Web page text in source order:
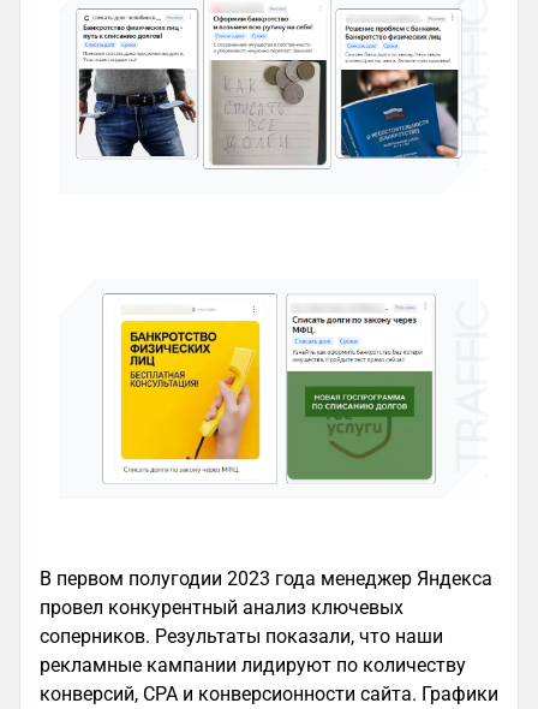
В первом полугодии 2023 года менеджер Яндекса
провел конкурентный анализ ключевых
соперников. Результаты показали, что наши
рекламные кампании лидируют по количеству
конверсий, CPA и конверсионности сайта. Графики